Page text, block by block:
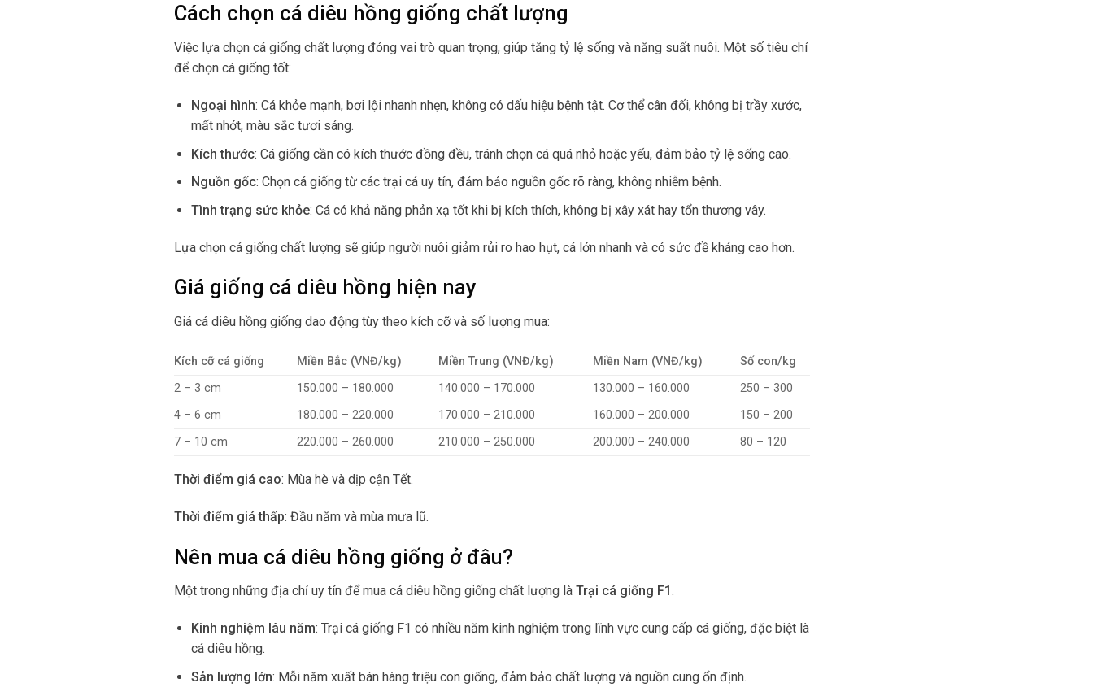
Cách chọn cá diêu hồng giống chất lượng
Việc lựa chọn cá giống chất lượng đóng vai trò quan trọng, giúp tăng tỷ lệ sống và năng suất nuôi. Một số tiêu chí
để chọn cá giống tốt:
Ngoại hình: Cá khỏe mạnh, bơi lội nhanh nhẹn, không có dấu hiệu bệnh tật. Cơ thể cân đối, không bị trầy xước,
mất nhớt, màu sắc tươi sáng.
Kích thước: Cá giống cần có kích thước đồng đều, tránh chọn cá quá nhỏ hoặc yếu, đảm bảo tỷ lệ sống cao.
Nguồn gốc: Chọn cá giống từ các trại cá uy tín, đảm bảo nguồn gốc rõ ràng, không nhiễm bệnh.
Tình trạng sức khỏe: Cá có khả năng phản xạ tốt khi bị kích thích, không bị xây xát hay tổn thương vây.
Lựa chọn cá giống chất lượng sẽ giúp người nuôi giảm rủi ro hao hụt, cá lớn nhanh và có sức đề kháng cao hơn.
Giá giống cá diêu hồng hiện nay
Giá cá diêu hồng giống dao động tùy theo kích cỡ và số lượng mua:
Kích cỡ cá giống Miền Bắc (VNĐ/kg) Miền Trung (VNĐ/kg) Miền Nam (VNĐ/kg)
Số con/kg
2 – 3 cm
150.000 – 180.000 140.000 – 170.000 130.000 – 160.000
250 – 300
4 – 6 cm
180.000 – 220.000 170.000 – 210.000 160.000 – 200.000
150 – 200
7 – 10 cm
220.000 – 260.000 210.000 – 250.000 200.000 – 240.000 80 – 120
Thời điểm giá cao: Mùa hè và dịp cận Tết.
Thời điểm giá thấp: Đầu năm và mùa mưa lũ.
Nên mua cá diêu hồng giống ở đâu?
Một trong những địa chỉ uy tín để mua cá diêu hồng giống chất lượng làTrại cá giống F1.
Kinh nghiệm lâu năm: Trại cá giống F1 có nhiều năm kinh nghiệm trong lĩnh vực cung cấp cá giống, đặc biệt là
cá diêu hồng.
Sản lượng lớn: Mỗi năm xuất bán hàng triệu con giống, đảm bảo chất lượng và nguồn cung ổn định.